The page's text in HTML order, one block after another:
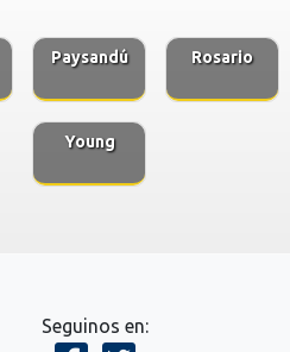
Paysandú Rosario
Young
Seguinos en: